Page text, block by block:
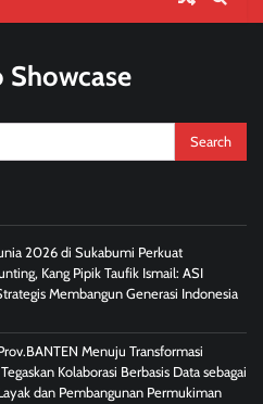
2026 di Sukabumi Perkuat
Kang Pipik Taufik Ismail: ASI
Membangun Generasi Indonesia
Menuju Transformasi
Kolaborasi Berbasis Data sebagai
dan Pembangunan Permukiman